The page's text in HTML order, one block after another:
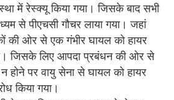
में रेस्क्यू किया गया। जिसके बाद सभी
से पीएचसी गौचर लाया गया। जहां
की ओर से एक गंभीर घायल को हायर
जिसके लिए आपदा प्रबंधन की ओर से
होने पर वायु सेना से घायल को हायर
किया गया।